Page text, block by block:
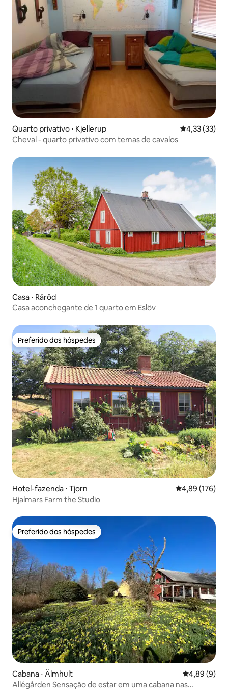
Quarto privativo ⋅ Kjellerup 4,33 de uma
4,33 (33)
Cheval - quarto privativo com temas de cavalos
Casa ⋅ Råröd
Casa aconchegante de 1 quarto em Eslöv
Preferido dos hóspedes
Preferido dos hóspedes
Hotel-fazenda ⋅ Tjorn 4,89 de uma
4,89 (176)
Hjalmars Farm the Studio
Preferido dos hóspedes
Preferido dos hóspedes
Cabana ⋅ Älmhult 4,89 de uma
4,89 (9)
Allégården Sensação de estar em uma cabana nas